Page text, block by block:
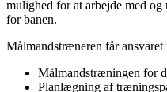
mulighed for at arbejde med
for banen.
Målmandstræneren får ansvaret
Målmandstræningen for
Planlægning af